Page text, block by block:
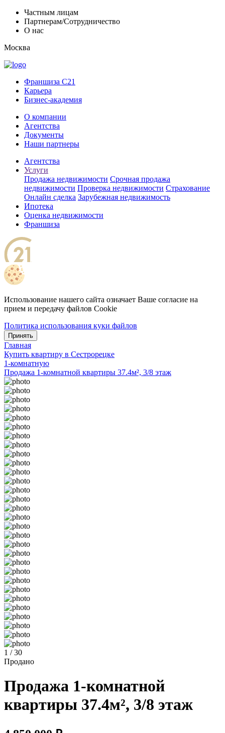
Частным лицам
Партнерам/Сотрудничество
О нас
Москва
Франшиза C21
Карьера
Бизнес-академия
О компании
Агентства
Документы
Наши партнеры
Агентства
Услуги
Продажа недвижимости Срочная продажа
недвижимости Проверка недвижимости Страхование
Онлайн сделка Зарубежная недвижимость
Ипотека
Оценка недвижимости
Франшиза
Использование нашего сайта означает Ваше согласие на
прием и передачу файлов Cookie
Политика использования куки файлов
Принять
Главная
Купить квартиру в Сестрорецке
1-комнатную
Продажа 1-комнатной квартиры 37.4м², 3/8 этаж
1 / 30
Продано
Продажа 1-комнатной
квартиры 37.4м², 3/8 этаж